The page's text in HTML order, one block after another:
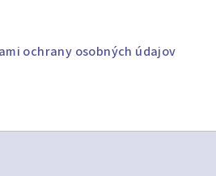
ochrany osobných údajov